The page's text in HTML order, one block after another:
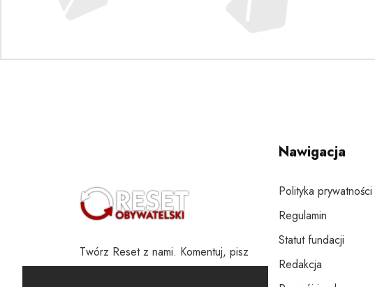
Twórz Reset z nami. Komentuj, pisz
i wspieraj
Nawigacja
Polityka prywatności
Regulamin
Statut fundacji
Redakcja